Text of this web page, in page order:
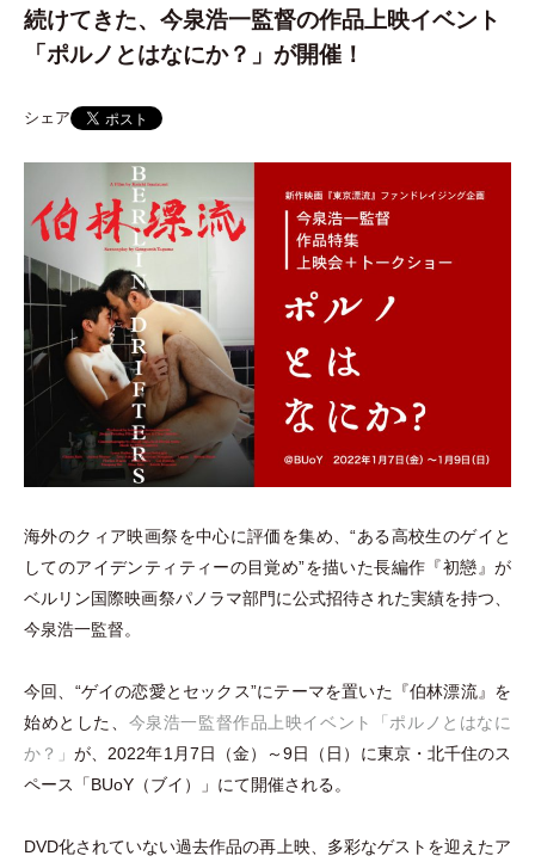
続けてきた、今泉浩一監督の作品上映イベント
「ポルノとはなにか？」が開催！
シェア
海外のクィア映画祭を中心に評価を集め、“ある高校生のゲイと
してのアイデンティティーの目覚め”を描いた長編作『初戀』が
ベルリン国際映画祭パノラマ部門に公式招待された実績を持つ、
今泉浩一監督。
今回、“ゲイの恋愛とセックス”にテーマを置いた『伯林漂流』を
始めとした、 今泉浩一監督作品上映イベント 「 ポルノとはなに
か？ 」が、2022年1月7日 （金） ～9日 （ 日 ） に東京・ 北千住のス
ペース
「BUoY （ブイ ） 」 にて開催される。
DVD化されていない過去作品の再上映、多彩なゲストを迎えたア